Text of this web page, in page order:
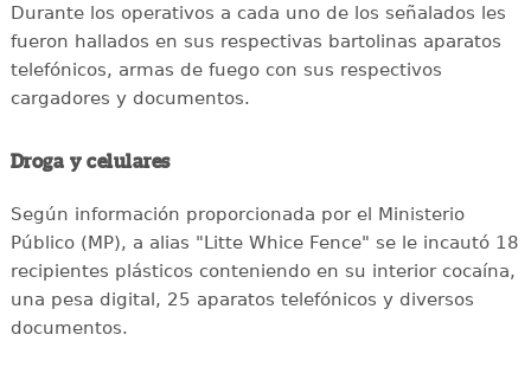
Durante los operativos a cada uno de los señalados les
fueron hallados en sus respectivas bartolinas aparatos
telefónicos, armas de fuego con sus respectivos
cargadores y documentos.
Droga y celulares
Según información proporcionada por el Ministerio
Público (MP), a alias "Litte Whice Fence" se le incautó 18
recipientes plásticos conteniendo en su interior cocaína,
una pesa digital, 25 aparatos telefónicos y diversos
documentos.